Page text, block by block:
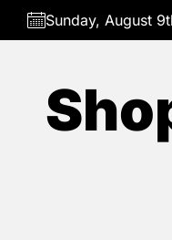
Skip
Sunday, August